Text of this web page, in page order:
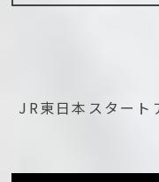
JR東日本スタート